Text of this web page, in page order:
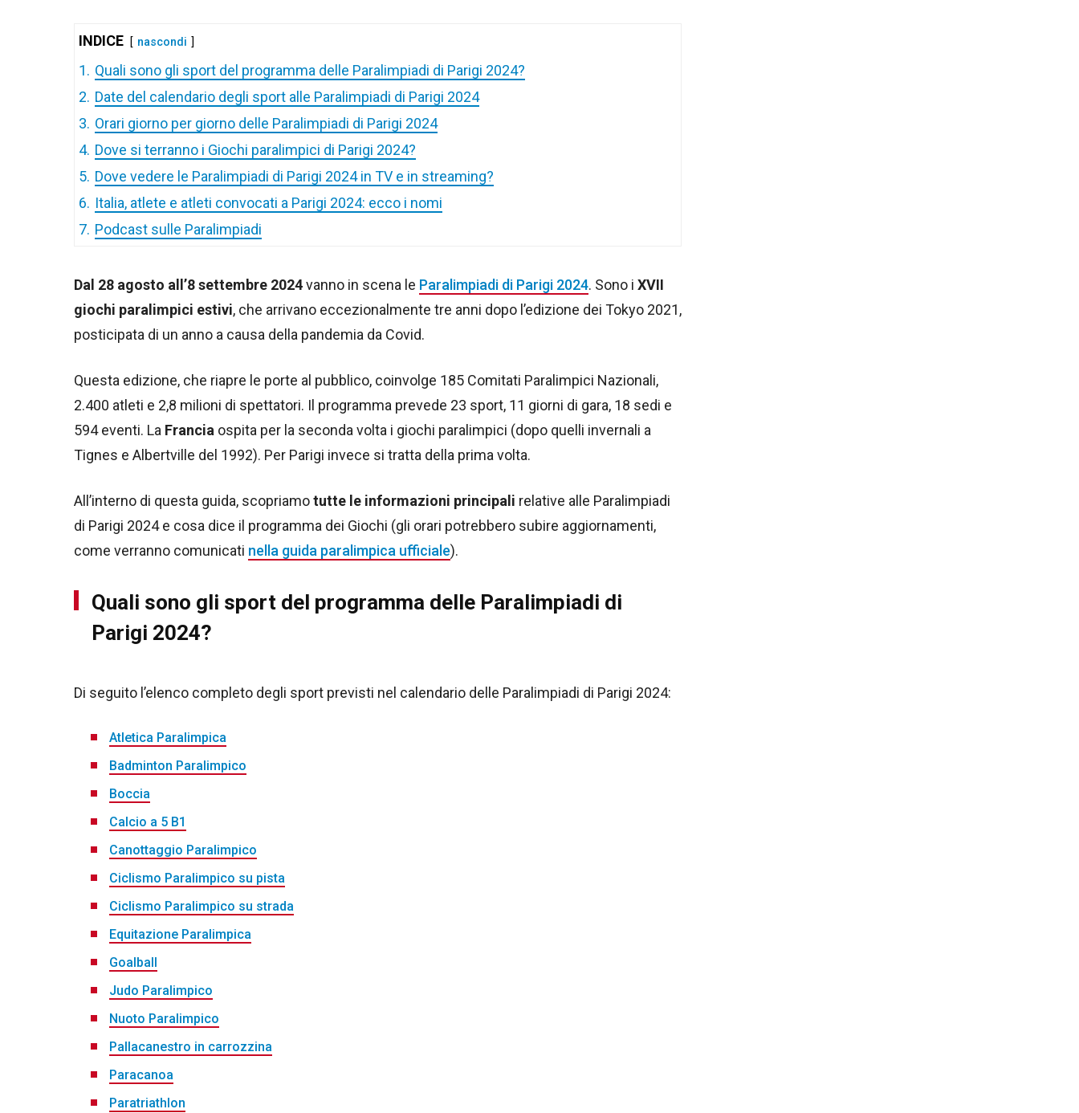
INDICE nascondi
1. Quali sono gli sport del programma delle Paralimpiadi di Parigi 2024?
2. Date del calendario degli sport alle Paralimpiadi di Parigi 2024
3. Orari giorno per giorno delle Paralimpiadi di Parigi 2024
4. Dove si terranno i Giochi paralimpici di Parigi 2024?
5. Dove vedere le Paralimpiadi di Parigi 2024 in TV e in streaming?
6. Italia, atlete e atleti convocati a Parigi 2024: ecco i nomi
7. Podcast sulle Paralimpiadi
Dal 28 agosto all’8 settembre 2024vanno in scena le Paralimpiadi di Parigi 2024. Sono i XVII
giochi paralimpici estivi, che arrivano eccezionalmente tre anni dopo l’edizione dei Tokyo 2021,
posticipata di un anno a causa della pandemia da Covid.
Questa edizione, che riapre le porte al pubblico, coinvolge 185 Comitati Paralimpici Nazionali,
2.400 atleti e 2,8 milioni di spettatori. Il programma prevede 23 sport, 11 giorni di gara, 18 sedi e
594 eventi. La Francia ospita per la seconda volta i giochi paralimpici (dopo quelli invernali a
Tignes e Albertville del 1992). Per Parigi invece si tratta della prima volta.
All’interno di questa guida, scopriamotutte le informazioni principali relative alle Paralimpiadi
di Parigi 2024 e cosa dice il programma dei Giochi (gli orari potrebbero subire aggiornamenti,
come verranno comunicati nella guida paralimpica ufficiale).
Quali sono gli sport del programma delle Paralimpiadi di
Parigi 2024?
Di seguito l’elenco completo degli sport previsti nel calendario delle Paralimpiadi di Parigi 2024:
Atletica Paralimpica
Badminton Paralimpico
Boccia
Calcio a 5 B1
Canottaggio Paralimpico
Ciclismo Paralimpico su pista
Ciclismo Paralimpico su strada
Equitazione Paralimpica
Goalball
Judo Paralimpico
Nuoto Paralimpico
Pallacanestro in carrozzina
Paracanoa
Paratriathlon